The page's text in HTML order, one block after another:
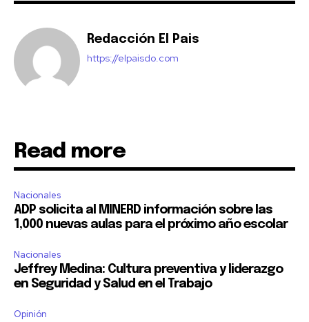
Redacción El Pais
https://elpaisdo.com
Read more
Nacionales
ADP solicita al MINERD información sobre las
1,000 nuevas aulas para el próximo año escolar
Nacionales
Jeffrey Medina: Cultura preventiva y liderazgo
en Seguridad y Salud en el Trabajo
Opinión